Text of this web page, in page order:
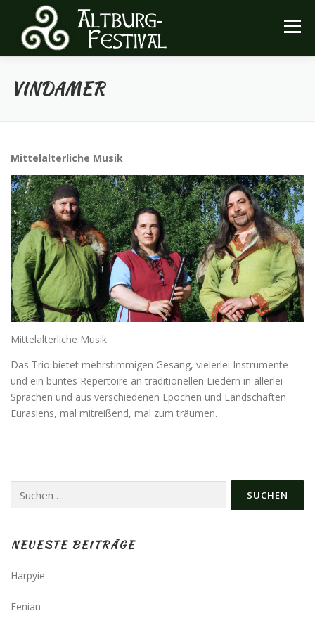
springen
Menü
FESTIVAL INFOS
VINDAMER
Mittelalterliche Musik
Mittelalterliche Musik
Das Trio bietet mehrstimmigen Gesang, vielerlei Instrumente
und ein buntes Repertoire an traditionellen Liedern in allerlei
Sprachen und aus verschiedenen Epochen und Landschaften
Eurasiens, mal mitreißend, mal zum träumen.
NEUESTE BEITRÄGE
Harpyie
Fenian